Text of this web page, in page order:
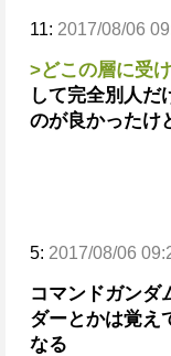
11: 2017/08/06
>どこの層に受
して完全別人だ
のが良かったけ
5: 2017/08/06
コマンドガンダ
ダーとかは覚え
なる